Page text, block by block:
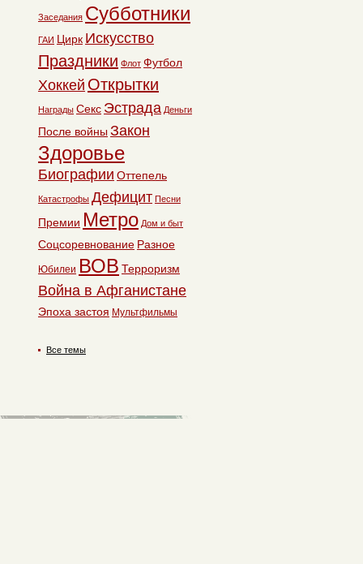
Заседания Субботники
ГАИ Цирк Искусство
Праздники Флот Футбол
Хоккей Открытки
Награды Секс Эстрада Деньги
После войны Закон
Здоровье
Биографии Оттепель
Катастрофы Дефицит Песни
Премии Метро Дом и быт
Соцсоревнование Разное
Юбилеи ВОВ Терроризм
Война в Афганистане
Эпоха застоя Мультфильмы
Все темы